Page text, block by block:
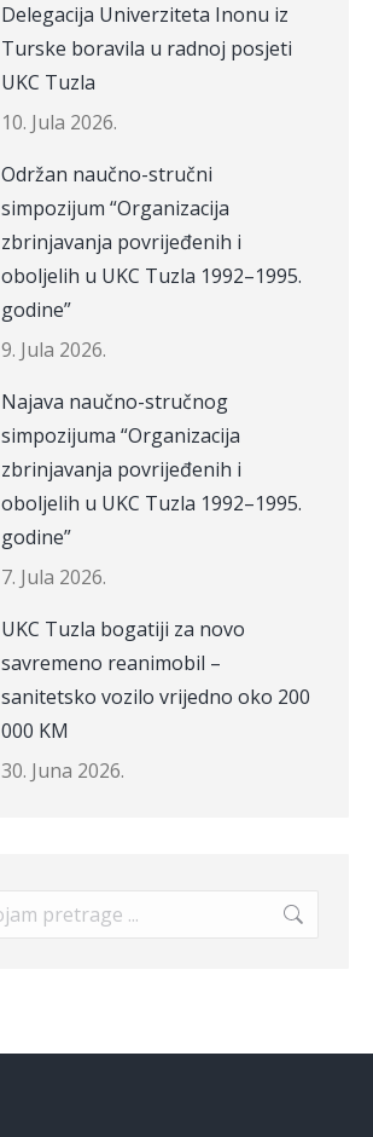
Delegacija Univerziteta Inonu iz
Turske boravila u radnoj posjeti
UKC Tuzla
10. Jula 2026.
Održan naučno-stručni
simpozijum “Organizacija
zbrinjavanja povrijeđenih i
oboljelih u UKC Tuzla 1992–1995.
godine”
9. Jula 2026.
Najava naučno-stručnog
simpozijuma “Organizacija
zbrinjavanja povrijeđenih i
oboljelih u UKC Tuzla 1992–1995.
godine”
7. Jula 2026.
UKC Tuzla bogatiji za novo
savremeno reanimobil –
sanitetsko vozilo vrijedno oko 200
000 KM
30. Juna 2026.